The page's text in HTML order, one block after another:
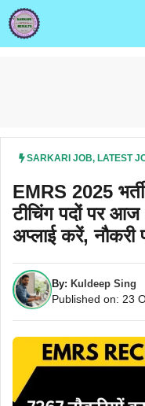
Skip
to
content
SARKARI JOB, LATEST
EMRS 2025
टीचिंग पदों पर
अप्लाई करें, नौकरी
By: Kuldeep Sing
Published on: 23